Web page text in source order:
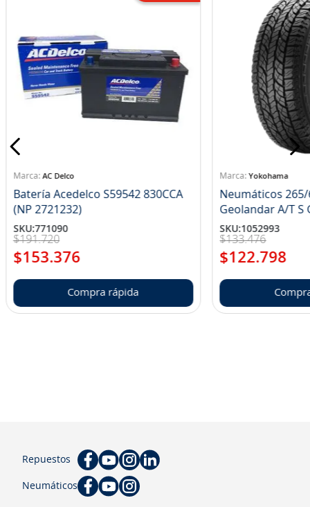
AC Delco
Batería Acedelco S59542 830CCA
(NP 2721232)
SKU:771090
$191.720
$153.376
Compra rápida
Yokohama
Neumáticos 265/
SKU:1052993
$133.476
$122.798
Repuestos
Neumáticos